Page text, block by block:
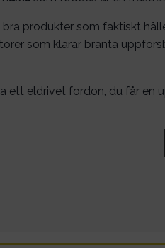
produkter som faktiskt
som klarar branta
ett eldrivet fordon, du får